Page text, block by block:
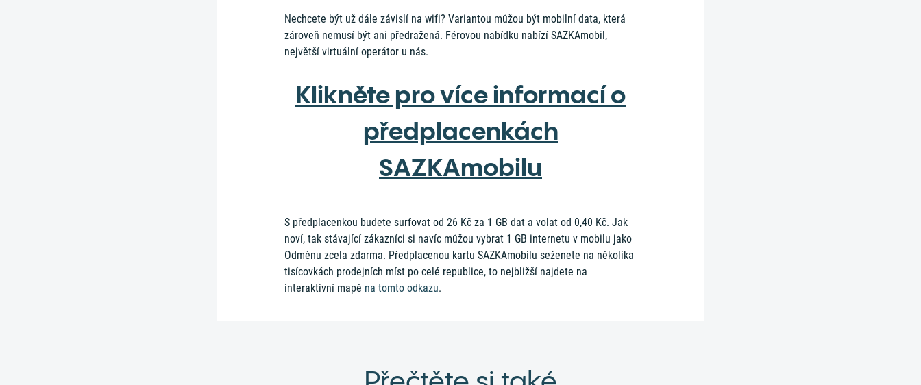
Nechcete být už dále závislí na wifi? Variantou můžou být mobilní data, která
zároveň nemusí být ani předražená. Férovou nabídku nabízí SAZKAmobil,
největší virtuální operátor u nás.
Klikněte pro více informací o
předplacenkách
SAZKAmobilu
S předplacenkou budete surfovat od 26 Kč za 1 GB dat a volat od 0,40 Kč. Jak
noví, tak stávající zákazníci si navíc můžou vybrat 1 GB internetu v mobilu jako
Odměnu zcela zdarma. Předplacenou kartu SAZKAmobilu seženete na několika
tisícovkách prodejních míst po celé republice, to nejbližší najdete na
interaktivní mapě na tomto odkazu.